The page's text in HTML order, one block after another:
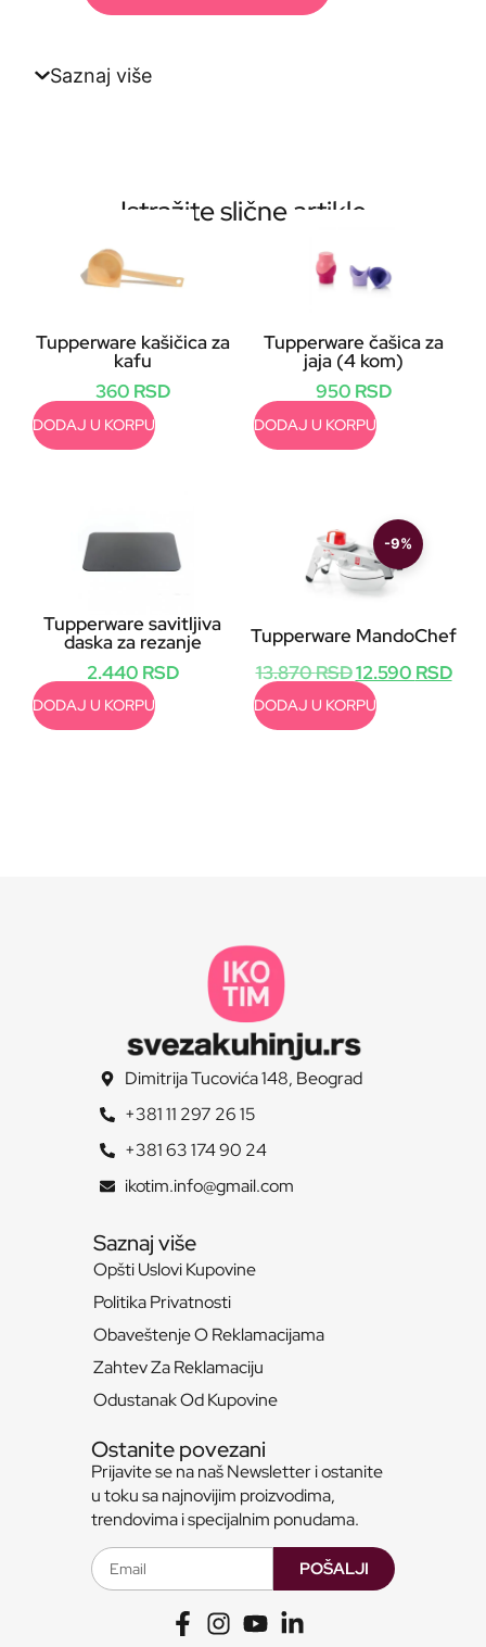
Saznaj više
Istražite slične artikle
Tupperware kašičica za
kafu
360 RSD
DODAJ U KORPU
Tupperware čašica za
jaja (4 kom)
950 RSD
DODAJ U KORPU
Tupperware savitljiva
daska za rezanje
2.440 RSD
DODAJ U KORPU
-9%
Tupperware MandoChef
13.870RSD12.590 RSD
DODAJ U KORPU
Dimitrija Tucovića 148, Beograd
+381 11 297 26 15
+381 63 174 90 24
ikotim.info@gmail.com
Saznaj više
Opšti Uslovi Kupovine
Politika Privatnosti
Obaveštenje O Reklamacijama
Zahtev Za Reklamaciju
Odustanak Od Kupovine
Ostanite povezani
Prijavite se na naš Newsletter i ostanite
u toku sa najnovijim proizvodima,
trendovima i specijalnim ponudama.
POŠALJI